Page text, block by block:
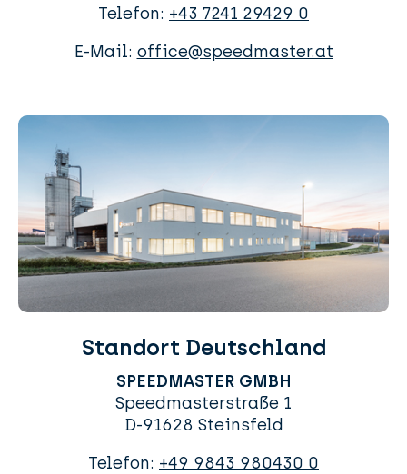
Telefon: +43 7241 29429 0
E-Mail: office@speedmaster.at
Standort Deutschland
SPEEDMASTER GMBH
Speedmasterstraße 1
D-91628 Steinsfeld
Telefon: +49 9843 980430 0